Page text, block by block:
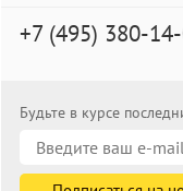
+7 (495) 380-
Будьте в курсе